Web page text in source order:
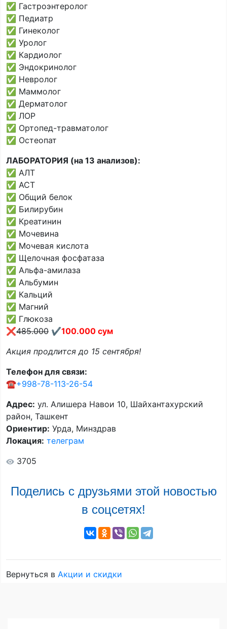
✅ Гастроэнтеролог
✅ Педиатр
✅ Гинеколог
✅ Уролог
✅ Кардиолог
✅ Эндокринолог
✅ Невролог
✅ Маммолог
✅ Дерматолог
✅ ЛОР
✅ Ортопед-травматолог
✅ Остеопат
ЛАБОРАТОРИЯ (на 13 анализов):
✅ АЛТ
✅ АСТ
✅ Общий белок
✅ Билирубин
✅ Креатинин
✅ Мочевина
✅ Мочевая кислота
✅ Щелочная фосфатаза
✅ Альфа-амилаза
✅ Альбумин
✅ Кальций
✅ Магний
✅ Глюкоза
❌485.000 ✔️100.000 сум
Акция продлится до 15 сентября!
Телефон для связи:
☎️+998-78-113-26-54
Адрес: ул. Алишера Навои 10, Шайхантахурский
район, Ташкент
Ориентир: Урда, Минздрав
Локация: телеграм
3705
Поделись с друзьями этой новостью
в соцсетях!
Вернуться в Акции и скидки